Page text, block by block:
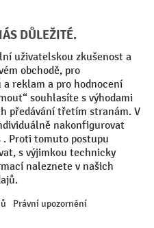
údajů
and possible delivery charges,